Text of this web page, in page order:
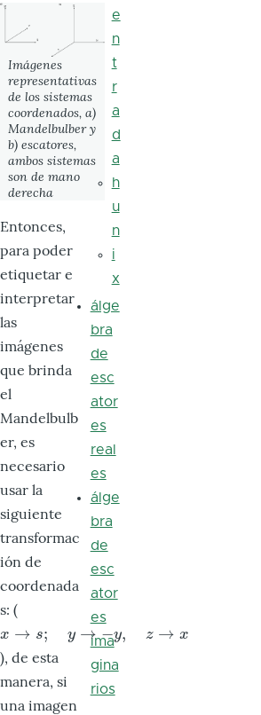
Imágenes
representativas
de los sistemas
coordenados, a)
Mandelbulber y
b) escatores,
ambos sistemas
son de mano
derecha
Entonces,
para poder
etiquetar e
interpretar
las
imágenes
que brinda
el
Mandelbulb
er, es
necesario
usar la
siguiente
transformac
ión de
coordenada
s: (
x → s; y → −y, z → x
x→s; y→ ,z →x
), de esta
manera, si
una imagen
e
n
t
r
a
d
a
h
u
n
i
x
álge
bra
de
esc
ator
es
real
es
álge
bra
de
esc
ator
es
ima
gina
rios